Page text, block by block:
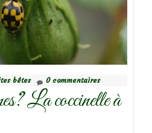
bêtes 0 commentaires
La coccinelle à